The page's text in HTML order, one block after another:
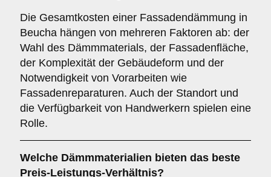
Die Gesamtkosten einer Fassadendämmung in
Beucha hängen von mehreren Faktoren ab: der
Wahl des Dämmmaterials, der Fassadenfläche,
der Komplexität der Gebäudeform und der
Notwendigkeit von Vorarbeiten wie
Fassadenreparaturen. Auch der Standort und
die Verfügbarkeit von Handwerkern spielen eine
Rolle.
Welche Dämmmaterialien bieten das beste
Preis-Leistungs-Verhältnis?